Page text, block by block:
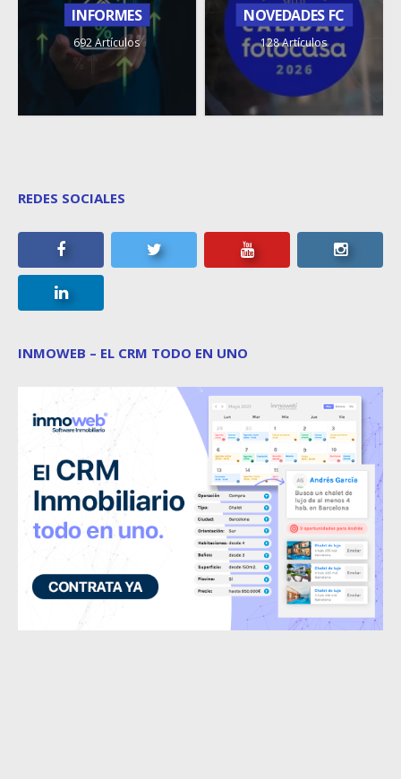
INFORMES
692 Artículos
NOVEDADES FC
128 Artículos
REDES SOCIALES
INMOWEB – EL CRM TODO EN UNO